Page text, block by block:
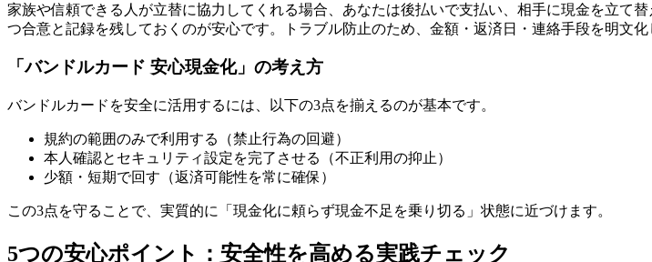
家族や信頼できる人が立替に協力してくれる場合、あなたは後払いで支払い、相手に現金を立て
つ合意と記録を残しておくのが安心です。トラブル防止のため、金額・返済日・連絡手段を明文化
「バンドルカード 安心現金化」の考え方
バンドルカードを安全に活用するには、以下の3点を揃えるのが基本です。
規約の範囲のみで利用する（禁止行為の回避）
本人確認とセキュリティ設定を完了させる（不正利用の抑止）
少額・短期で回す（返済可能性を常に確保）
この3点を守ることで、実質的に「現金化に頼らず現金不足を乗り切る」状態に近づけます。
5つの安心ポイント：安全性を高める実践チェック